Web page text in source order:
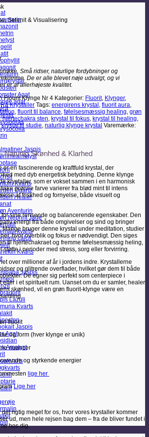
Agat
agat
Jaspis
Kvarts
Quartz
Healer
Aventurin
Nephrit Jade
kvarts
calcit
Kvarts
Jaspis
Lazuli
Kvarts
Jaspis
Agat
Ametyst
Selenit & Visualisering
Små ridser, naturlige fordybninger og
De er alle blevet nøje udvalgt, og vi
er af allerhøjeste kvalitet.
Flourit Klynge Nr 4 Kategorier: Fluorit, Klynger,
Rå Krystaller Tags: energirens krystal , fluorit aura,
, fluorit til balance, følelsesmæssig healing, grøn
,hjertechakra sten, krystal til fokus, krystal til healing,
krystal til studie, naturlig klynge krystal Varemærke:
Naturlig Skønhed & Klarhed
er en fascinerende og kraftfuld krystal, der
med dyb energetisk betydning. Denne klynge
krystaller, som er vokset sammen i en harmonisk
grønne farve varierer fra blød mint til intens
af friskhed og fornyelse, både visuelt og
sine rensende og balancerende egenskaber. Den
energi fra både omgivelser og sind og bringer
Mange bruger denne krystal under meditation, studier
hvor overblik og fokus er nødvendigt. Den siges
til hjertechakraet og fremme følelsesmæssig heling,
støtte i perioder med stress, sorg eller forvirring.
over millioner af år i jordens indre. Krystallerne
og glitrende overflader, hvilket gør dem til både
De egner sig perfekt som centerpiece i
eller i et spirituelt rum. Uanset om du er samler, healer
skønhed, vil en grøn fluorit-klynge være en
fluorit
og form (hver klynge er unik)
nuancer
og styrkende energier
lige her
Lige her
rigtig meget for os, hvor vores krystaller kommer
ud, men hele rejsen bag dem – fra de bliver fundet i
hos dig.